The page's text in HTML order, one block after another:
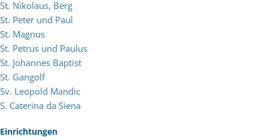
St. Nikolaus, Berg
St. Peter und Paul
St. Magnus
St. Petrus und Paulus
St. Johannes Baptist
St. Gangolf
Sv. Leopold Mandic
S. Caterina da Siena
Einrichtungen